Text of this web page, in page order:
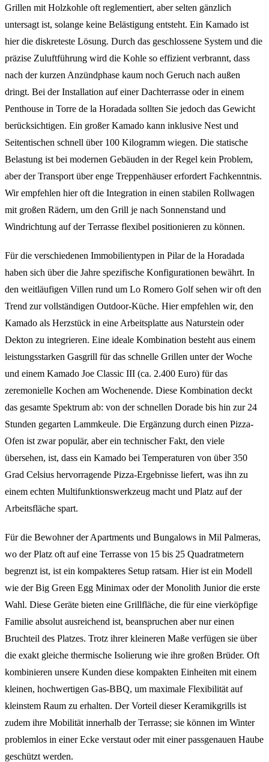
Grillen mit Holzkohle oft reglementiert, aber selten gänzlich
untersagt ist, solange keine Belästigung entsteht. Ein Kamado ist
hier die diskreteste Lösung. Durch das geschlossene System und die
präzise Zuluftführung wird die Kohle so effizient verbrannt, dass
nach der kurzen Anzündphase kaum noch Geruch nach außen
dringt. Bei der Installation auf einer Dachterrasse oder in einem
Penthouse in Torre de la Horadada sollten Sie jedoch das Gewicht
berücksichtigen. Ein großer Kamado kann inklusive Nest und
Seitentischen schnell über 100 Kilogramm wiegen. Die statische
Belastung ist bei modernen Gebäuden in der Regel kein Problem,
aber der Transport über enge Treppenhäuser erfordert Fachkenntnis.
Wir empfehlen hier oft die Integration in einen stabilen Rollwagen
mit großen Rädern, um den Grill je nach Sonnenstand und
Windrichtung auf der Terrasse flexibel positionieren zu können.
Für die verschiedenen Immobilientypen in Pilar de la Horadada
haben sich über die Jahre spezifische Konfigurationen bewährt. In
den weitläufigen Villen rund um Lo Romero Golf sehen wir oft den
Trend zur vollständigen Outdoor-Küche. Hier empfehlen wir, den
Kamado als Herzstück in eine Arbeitsplatte aus Naturstein oder
Dekton zu integrieren. Eine ideale Kombination besteht aus einem
leistungsstarken Gasgrill für das schnelle Grillen unter der Woche
und einem Kamado Joe Classic III (ca. 2.400 Euro) für das
zeremonielle Kochen am Wochenende. Diese Kombination deckt
das gesamte Spektrum ab: von der schnellen Dorade bis hin zur 24
Stunden gegarten Lammkeule. Die Ergänzung durch einen Pizza-
Ofen ist zwar populär, aber ein technischer Fakt, den viele
übersehen, ist, dass ein Kamado bei Temperaturen von über 350
Grad Celsius hervorragende Pizza-Ergebnisse liefert, was ihn zu
einem echten Multifunktionswerkzeug macht und Platz auf der
Arbeitsfläche spart.
Für die Bewohner der Apartments und Bungalows in Mil Palmeras,
wo der Platz oft auf eine Terrasse von 15 bis 25 Quadratmetern
begrenzt ist, ist ein kompakteres Setup ratsam. Hier ist ein Modell
wie der Big Green Egg Minimax oder der Monolith Junior die erste
Wahl. Diese Geräte bieten eine Grillfläche, die für eine vierköpfige
Familie absolut ausreichend ist, beanspruchen aber nur einen
Bruchteil des Platzes. Trotz ihrer kleineren Maße verfügen sie über
die exakt gleiche thermische Isolierung wie ihre großen Brüder. Oft
kombinieren unsere Kunden diese kompakten Einheiten mit einem
kleinen, hochwertigen Gas-BBQ, um maximale Flexibilität auf
kleinstem Raum zu erhalten. Der Vorteil dieser Keramikgrills ist
zudem ihre Mobilität innerhalb der Terrasse; sie können im Winter
problemlos in einer Ecke verstaut oder mit einer passgenauen Haube
geschützt werden.